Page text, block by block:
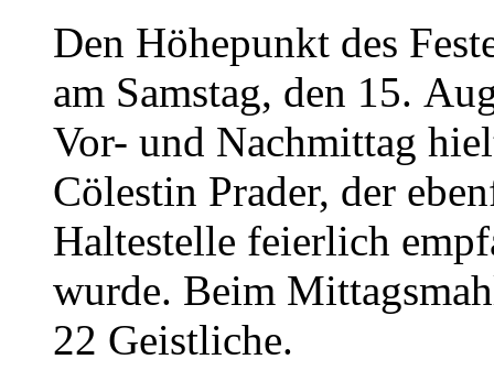
Den Höhepunkt des
am Samstag, den 15.
Vor- und Nachmittag
Cölestin Prader, der
Haltestelle feierlich
wurde. Beim
22 Geistliche.